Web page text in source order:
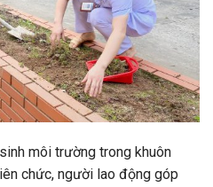
môi trường trong khuôn
chức, người lao động góp